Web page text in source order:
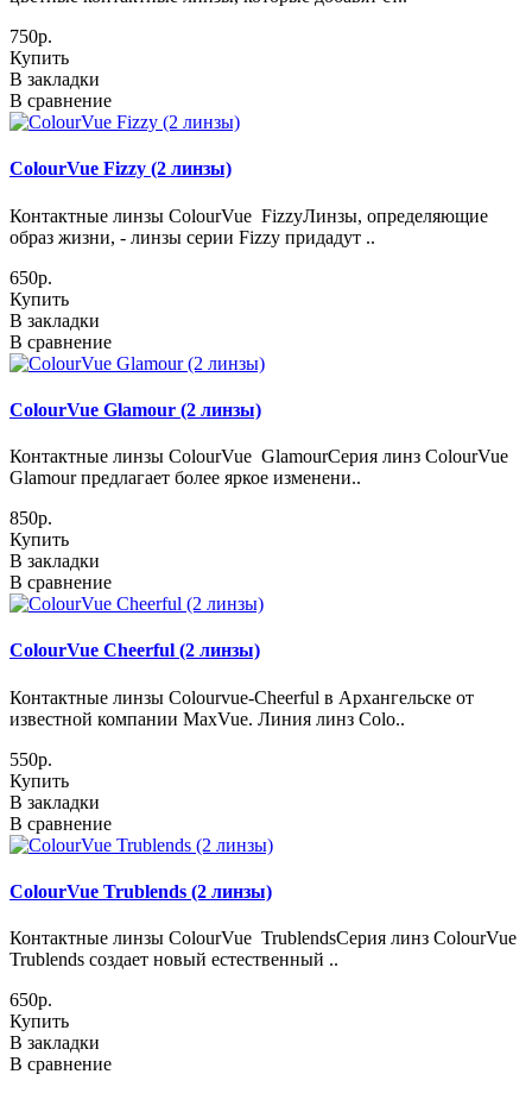
750р.
Купить
В закладки
В сравнение
ColourVue Fizzy (2 линзы)
Контактные линзы ColourVue FizzyЛинзы, определяющие
образ жизни, - линзы серии Fizzy придадут ..
650р.
Купить
В закладки
В сравнение
ColourVue Glamour (2 линзы)
Контактные линзы ColourVue GlamourСерия линз ColourVue
Glamour предлагает более яркое изменени..
850р.
Купить
В закладки
В сравнение
ColourVue Cheerful (2 линзы)
Контактные линзы Colourvue-Cheerful в Архангельске от
известной компании MaxVue. Линия линз Colo..
550р.
Купить
В закладки
В сравнение
ColourVue Trublends (2 линзы)
Контактные линзы ColourVue TrublendsСерия линз ColourVue
Trublends создает новый естественный ..
650р.
Купить
В закладки
В сравнение